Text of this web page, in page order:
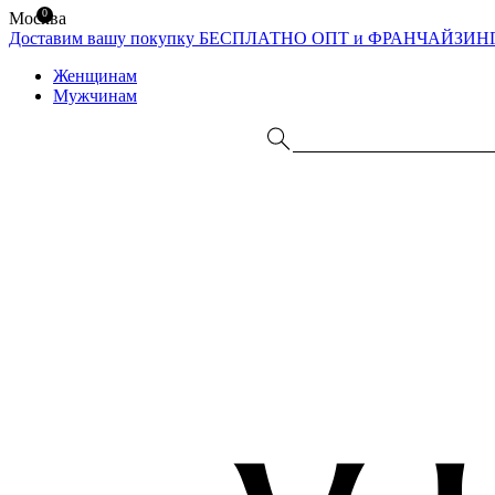
Москва
Доставим вашу покупку БЕСПЛАТНО ОПТ и
Женщинам
Мужчинам
0